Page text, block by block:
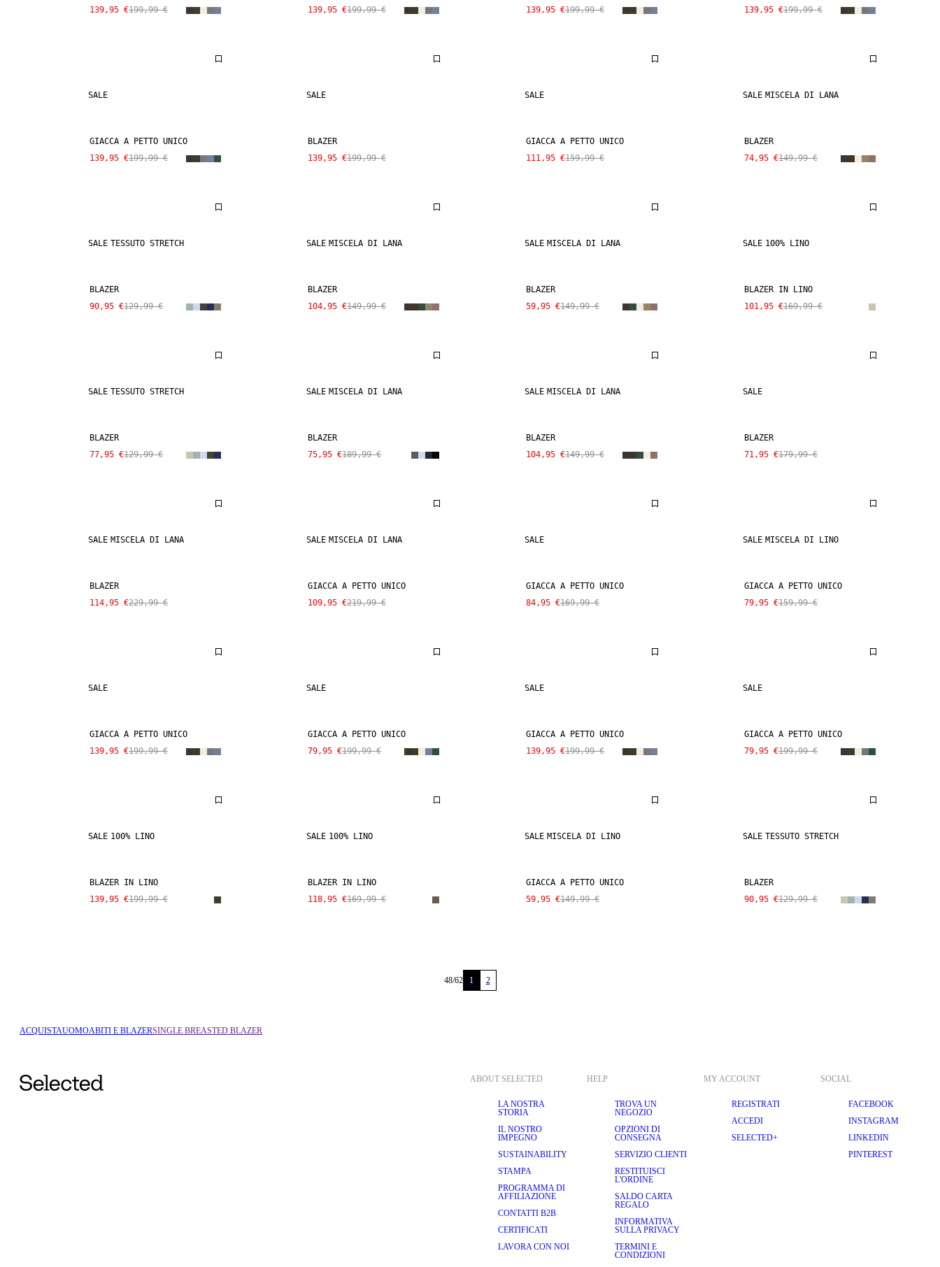
139,95 €199,99 €
139,95 €199,99 €
139,95 €199,99 €
139,95 €199,99 €
SALE
GIACCA A PETTO UNICO
139,95 €199,99 €
SALE
BLAZER
139,95 €199,99 €
SALE
GIACCA A PETTO UNICO
111,95 €159,99 €
SALE MISCELA DI LANA
BLAZER
74,95 €149,99 €
SALE TESSUTO STRETCH
BLAZER
90,95 €129,99 €
SALE MISCELA DI LANA
BLAZER
104,95 €149,99 €
SALE MISCELA DI LANA
BLAZER
59,95 €149,99 €
SALE 100% LINO
BLAZER IN LINO
101,95 €169,99 €
SALE TESSUTO STRETCH
BLAZER
77,95 €129,99 €
SALE MISCELA DI LANA
BLAZER
75,95 €189,99 €
SALE MISCELA DI LANA
BLAZER
104,95 €149,99 €
SALE
BLAZER
71,95 €179,99 €
SALE MISCELA DI LANA
BLAZER
114,95 €229,99 €
SALE MISCELA DI LANA
GIACCA A PETTO UNICO
109,95 €219,99 €
SALE
GIACCA A PETTO UNICO
84,95 €169,99 €
SALE MISCELA DI LINO
GIACCA A PETTO UNICO
79,95 €159,99 €
SALE
GIACCA A PETTO UNICO
139,95 €199,99 €
SALE
GIACCA A PETTO UNICO
79,95 €199,99 €
SALE
GIACCA A PETTO UNICO
139,95 €199,99 €
SALE
GIACCA A PETTO UNICO
79,95 €199,99 €
SALE 100% LINO
BLAZER IN LINO
139,95 €199,99 €
SALE 100% LINO
BLAZER IN LINO
118,95 €169,99 €
SALE MISCELA DI LINO
GIACCA A PETTO UNICO
59,95 €149,99 €
SALE TESSUTO STRETCH
BLAZER
90,95 €129,99 €
48/62 1 2
ACQUISTAUOMOABITI E BLAZERSINGLE BREASTED BLAZER
ABOUT SELECTED
LA NOSTRA
STORIA
IL NOSTRO
IMPEGNO
SUSTAINABILITY
STAMPA
PROGRAMMA DI
AFFILIAZIONE
CONTATTI B2B
CERTIFICATI
LAVORA CON NOI
HELP
TROVA UN
NEGOZIO
OPZIONI DI
CONSEGNA
SERVIZIO CLIENTI
RESTITUISCI
L'ORDINE
SALDO CARTA
REGALO
INFORMATIVA
SULLA PRIVACY
TERMINI E
CONDIZIONI
MY ACCOUNT
REGISTRATI
ACCEDI
SELECTED+
SOCIAL
FACEBOOK
INSTAGRAM
LINKEDIN
PINTEREST